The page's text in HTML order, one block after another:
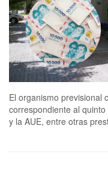
El organismo previsional
correspondiente al
y la AUE, entre otras